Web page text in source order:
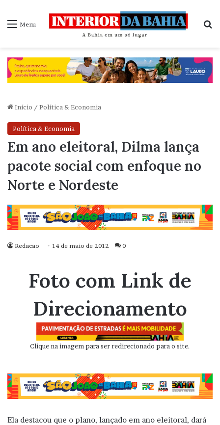
Menu
Início / Política & Economia
Política & Economia
Em ano eleitoral, Dilma lança
pacote social com enfoque no
Norte e Nordeste
Redacao 14 de maio de 2012 0
Foto com Link de
Direcionamento
Clique na imagem para ser redirecionado para o site.
Ela destacou que o plano, lançado em ano eleitoral, dará